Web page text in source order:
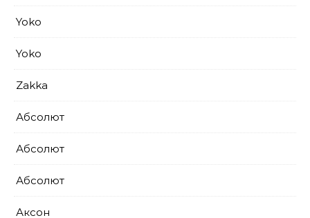
Yoko
Yoko
Zakka
Абсолют
Абсолют
Абсолют
Аксон